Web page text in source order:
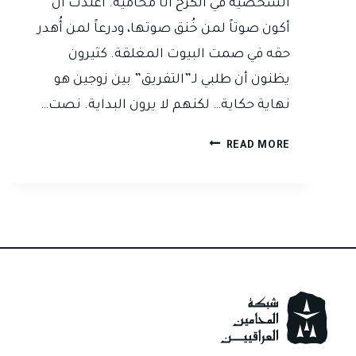
الشخصية في الكرخ أنا محامية. اعتدت أن
أكون صوتاً لمن خُنق صوتها، ودرعاً لمن أُهدر
حقه في صمت البيوت المغلقة. كثيرون
يظنون أن طلبي لـ”التفريق” بين زوجين هو
نهاية حكاية… لكنهم لا يرون البداية. نصت…
READ MORE أنا